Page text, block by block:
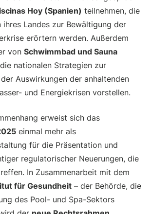
Hoy (Spanien) teilnehmen, die
ihres Landes zur Bewältigung der
erörtern werden. Außerdem
von Schwimmbad und Sauna
die nationalen Strategien zur
Auswirkungen der anhaltenden
und Energiekrisen vorstellen.
erweist sich das
einmal mehr als
für die Präsentation und
regulatorischer Neuerungen, die
In Zusammenarbeit mit dem
für Gesundheit – der Behörde, die
des Pool- und Spa-Sektors